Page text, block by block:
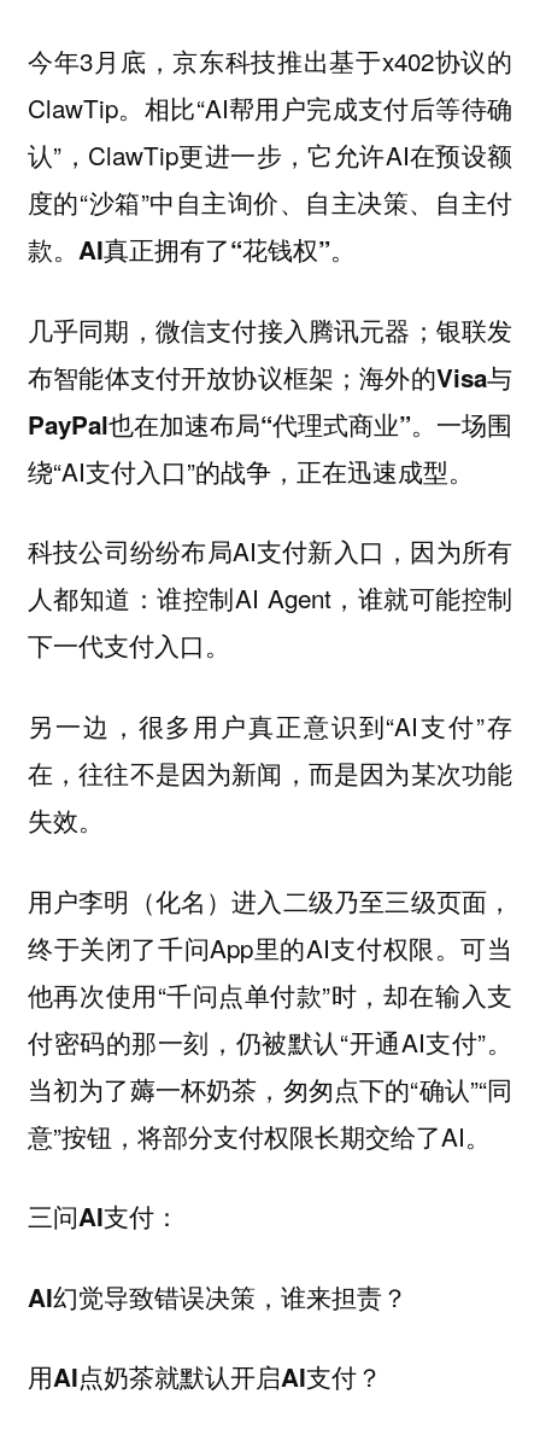
今年3月底，京东科技推出基于x402协议的
ClawTip。相比“AI帮用户完成支付后等待确
认”，ClawTip更进一步，它允许AI在预设额
度的“沙箱”中自主询价、自主决策、自主付
款。 AI真正拥有了“花钱权”。
几乎同期， 微信支付接入腾讯元器；银联发
布智能体支付开放协议框架；海外的Visa与
PayPal也在加速布局“代理式商业”。一场围
绕“AI支付入口”的战争，正在迅速成型。
科技公司纷纷布局AI支付新入口，因为所有
人都知道：谁控制AI Agent，谁就可能控制
下一代支付入口。
另一边，很多用户真正意识到“AI支付”存
在，往往不是因为新闻，而是因为某次功能
失效。
用户李明（化名）进入二级乃至三级页面，
终于关闭了千问App里的AI支付权限。可当
他再次使用“千问点单付款”时，却在输入支
付密码的那一刻，仍被默认“开通AI支付”。
当初为了薅一杯奶茶，匆匆点下的“确认”“同
意”按钮，将部分支付权限长期交给了AI。
三问AI支付：
AI幻觉导致错误决策，谁来担责？
用AI点奶茶就默认开启AI支付？